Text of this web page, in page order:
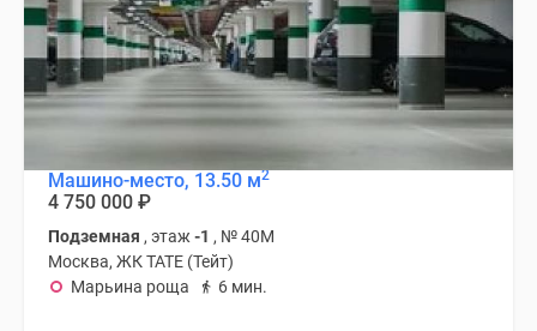
Машино-место, 13.50 м2
4 750 000 ₽
Подземная , этаж -1 , № 40М
Москва, ЖК TATE (Тейт)
Марьина роща
6 мин.